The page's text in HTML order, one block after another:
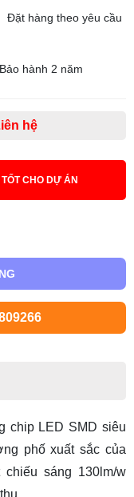
Đặt hàng theo yêu cầu
Bảo hành 2 năm
hệ
CHO DỰ ÁN
chip LED SMD siêu
phố xuất sắc của
sáng 130lm/w